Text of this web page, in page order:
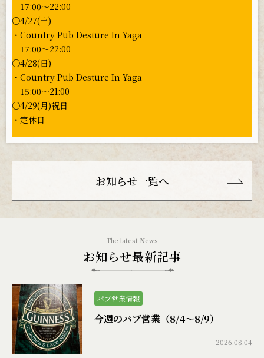
17:00〜22:00
○4/27(土)
・Country Pub Desture In Yaga
17:00〜22:00
○4/28(日)
・Country Pub Desture In Yaga
15:00〜21:00
○4/29(月)祝日
・定休日
お知らせ一覧へ
お知らせ最新記事
パブ営業情報
今週のパブ営業（8/4〜8/9）
2026.08.04